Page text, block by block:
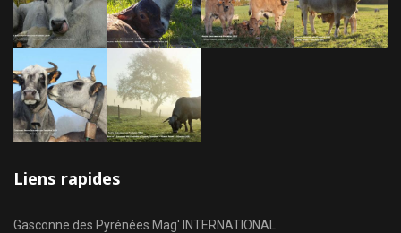
Liens rapides
Gasconne des Pyrénées Mag' INTERNATIONAL